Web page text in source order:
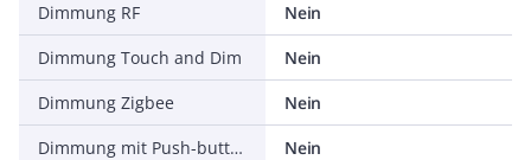
Dimmung RF
Nein
Dimmung Touch and Dim
Nein
Dimmung Zigbee
Nein
Dimmung mit Push-button
Nein